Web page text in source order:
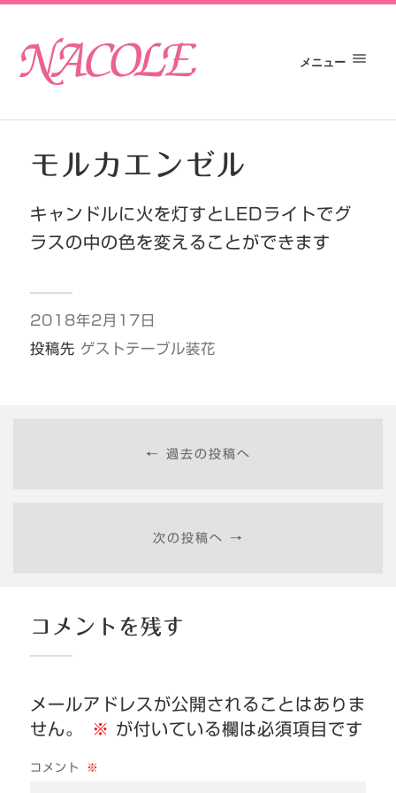
メニュー
モルカエンゼル
キャンドルに火を灯すとLEDライトでグ
ラスの中の色を変えることができます
2018年2月17日
投稿先 ゲストテーブル装花
← 過去の投稿へ
次の投稿へ →
コメントを残す
メールアドレスが公開されることはありま
せん。
※ が付いている欄は必須項目です
コメント ※